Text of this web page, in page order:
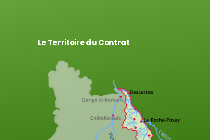
Le Territoire du Contrat